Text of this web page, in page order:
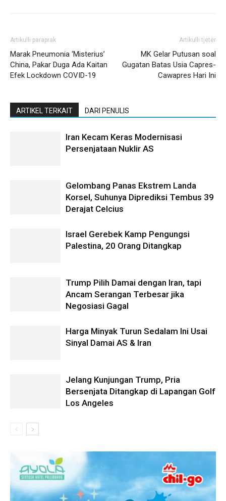
Artikulli paraprak
Marak Pneumonia ‘Misterius’
China, Pakar Duga Ada Kaitan
Efek Lockdown COVID-19
Artikulli tjetër
MK Gelar Putusan soal
Gugatan Batas Usia Capres-
Cawapres Hari Ini
ARTIKEL TERKAIT DARI PENULIS
Iran Kecam Keras Modernisasi
Persenjataan Nuklir AS
Gelombang Panas Ekstrem Landa
Korsel, Suhunya Diprediksi Tembus 39
Derajat Celcius
Israel Gerebek Kamp Pengungsi
Palestina, 20 Orang Ditangkap
Trump Pilih Damai dengan Iran, tapi
Ancam Serangan Terbesar jika
Negosiasi Gagal
Harga Minyak Turun Sedalam Ini Usai
Sinyal Damai AS & Iran
Jelang Kunjungan Trump, Pria
Bersenjata Ditangkap di Lapangan Golf
Los Angeles